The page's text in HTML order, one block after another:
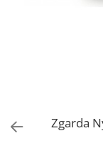
AccesoriiZgarda